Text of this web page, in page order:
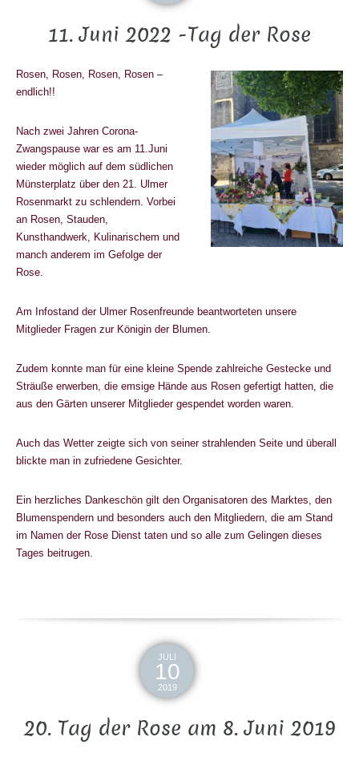
11. Juni 2022 -Tag der Rose
Rosen, Rosen, Rosen, Rosen –
endlich!!
Nach zwei Jahren Corona-
Zwangspause war es am 11.Juni
wieder möglich auf dem südlichen
Münsterplatz über den 21. Ulmer
Rosenmarkt zu schlendern. Vorbei
an Rosen, Stauden,
Kunsthandwerk, Kulinarischem und
manch anderem im Gefolge der
Rose.
Am Infostand der Ulmer Rosenfreunde beantworteten unsere
Mitglieder Fragen zur Königin der Blumen.
Zudem konnte man für eine kleine Spende zahlreiche Gestecke und
Sträuße erwerben, die emsige Hände aus Rosen gefertigt hatten, die
aus den Gärten unserer Mitglieder gespendet worden waren.
Auch das Wetter zeigte sich von seiner strahlenden Seite und überall
blickte man in zufriedene Gesichter.
Ein herzliches Dankeschön gilt den Organisatoren des Marktes, den
Blumenspendern und besonders auch den Mitgliedern, die am Stand
im Namen der Rose Dienst taten und so alle zum Gelingen dieses
Tages beitrugen.
JULI
10
2019
20. Tag der Rose am 8. Juni 2019